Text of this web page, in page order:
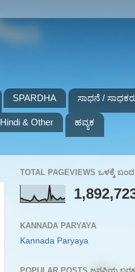
SPARDHA ಸಾಧನೆ /
Hindi & Other ಹವ್ಯಕ
TOTAL PAGEVIEWS ಒಳಕ್ಕೆ
KANNADA PARYAYA
Kannada Paryaya